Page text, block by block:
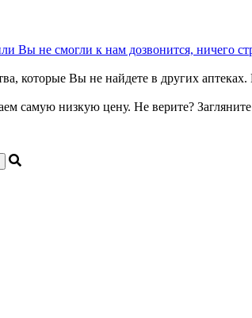
Вы не смогли к нам дозвонится, ничего
которые Вы не найдете в других
самую низкую цену. Не верите?